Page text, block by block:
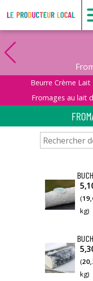
Le
-
Beurre Crème Lait
Fromages au lait
Fabriqué
à
la Chèvrerie
Mesnil
(
kg)
Fabriqué
à
la Chèvrerie
(
kg)